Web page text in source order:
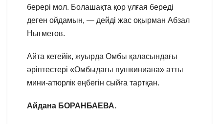
берері мол. Болашақта қор ұлғая береді
деген ойдамын, — дейді жас оқырман Абзал
Нығметов.
Айта кетейік, жуырда Омбы қаласындағы
әріптестері «Омбыдағы пушкиниана» атты
мини-атюрлік еңбегін сыйға тартқан.
Айдана БОРАНБАЕВА.